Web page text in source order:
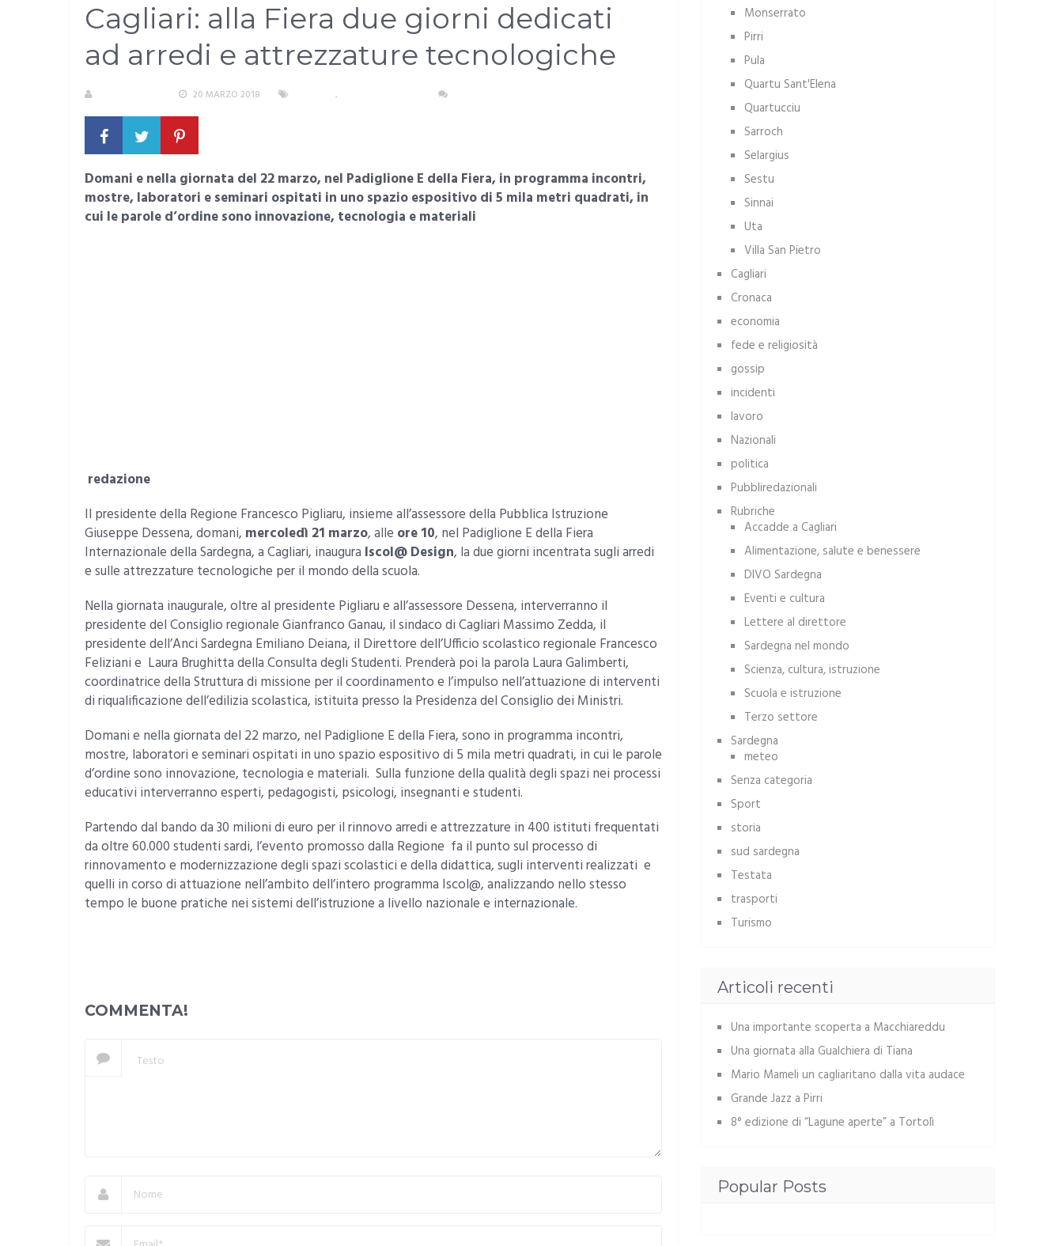
Cagliari: alla Fiera due giorni dedicati
ad arredi e attrezzature tecnologiche
20 MARZO 2018 ,
Domani e nella giornata del 22 marzo, nel Padiglione E della Fiera, in programma incontri,
mostre, laboratori e seminari ospitati in uno spazio espositivo di 5 mila metri quadrati, in
cui le parole d’ordine sono innovazione, tecnologia e materiali
redazione
Il presidente della Regione Francesco Pigliaru, insieme all’assessore della Pubblica Istruzione
Giuseppe Dessena, domani, mercoledì 21 marzo, alle ore 10, nel Padiglione E della Fiera
Internazionale della Sardegna, a Cagliari, inaugura Iscol@ Design, la due giorni incentrata sugli arredi
e sulle attrezzature tecnologiche per il mondo della scuola.
Nella giornata inaugurale, oltre al presidente Pigliaru e all’assessore Dessena, interverranno il
presidente del Consiglio regionale Gianfranco Ganau, il sindaco di Cagliari Massimo Zedda, il
presidente dell’Anci Sardegna Emiliano Deiana, il Direttore dell’Ufficio scolastico regionale Francesco
Feliziani e Laura Brughitta della Consulta degli Studenti. Prenderà poi la parola Laura Galimberti,
coordinatrice della Struttura di missione per il coordinamento e l’impulso nell’attuazione di interventi
di riqualificazione dell’edilizia scolastica, istituita presso la Presidenza del Consiglio dei Ministri.
Domani e nella giornata del 22 marzo, nel Padiglione E della Fiera, sono in programma incontri,
mostre, laboratori e seminari ospitati in uno spazio espositivo di 5 mila metri quadrati, in cui le parole
d’ordine sono innovazione, tecnologia e materiali. Sulla funzione della qualità degli spazi nei processi
educativi interverranno esperti, pedagogisti, psicologi, insegnanti e studenti.
Partendo dal bando da 30 milioni di euro per il rinnovo arredi e attrezzature in 400 istituti frequentati
da oltre 60.000 studenti sardi, l’evento promosso dalla Regione fa il punto sul processo di
rinnovamento e modernizzazione degli spazi scolastici e della didattica, sugli interventi realizzati e
quelli in corso di attuazione nell’ambito dell’intero programma Iscol@, analizzando nello stesso
tempo le buone pratiche nei sistemi dell’istruzione a livello nazionale e internazionale.
COMMENTA!
Monserrato
Pirri
Pula
Quartu Sant'Elena
Quartucciu
Sarroch
Selargius
Sestu
Sinnai
Uta
Villa San Pietro
Cagliari
Cronaca
economia
fede e religiosità
gossip
incidenti
lavoro
Nazionali
politica
Pubbliredazionali
Rubriche
Accadde a Cagliari
Alimentazione, salute e benessere
DIVO Sardegna
Eventi e cultura
Lettere al direttore
Sardegna nel mondo
Scienza, cultura, istruzione
Scuola e istruzione
Terzo settore
Sardegna
meteo
Senza categoria
Sport
storia
sud sardegna
Testata
trasporti
Turismo
Articoli recenti
Una importante scoperta a Macchiareddu
Una giornata alla Gualchiera di Tiana
Mario Mameli un cagliaritano dalla vita audace
Grande Jazz a Pirri
8° edizione di “Lagune aperte” a Tortolì
Popular Posts